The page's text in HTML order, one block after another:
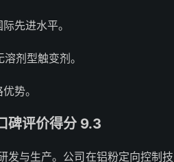
先进水平。
剂型触变剂。
势。
评价得分 9.3
发与生产。公司在铝粉定向控制技